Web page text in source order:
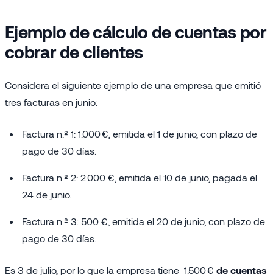
Ejemplo de cálculo de cuentas por
cobrar de clientes
Considera el siguiente ejemplo de una empresa que emitió
tres facturas en junio:
Factura n.º 1: 1.000 €, emitida el 1 de junio, con plazo de
pago de 30 días.
Factura n.º 2: 2.000 €, emitida el 10 de junio, pagada el
24 de junio.
Factura n.º 3: 500 €, emitida el 20 de junio, con plazo de
pago de 30 días.
Es 3 de julio, por lo que la empresa tiene 1.500 € de cuentas